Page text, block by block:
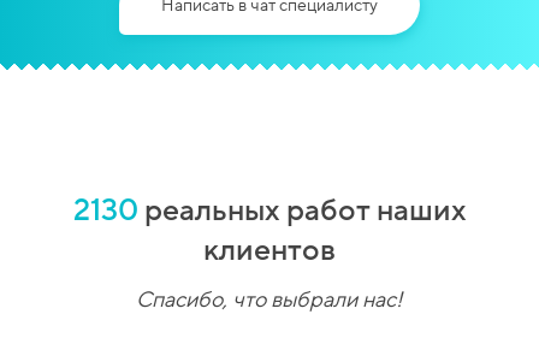
Написать в чат специалисту
2130 реальных работ наших
клиентов
Спасибо, что выбрали нас!